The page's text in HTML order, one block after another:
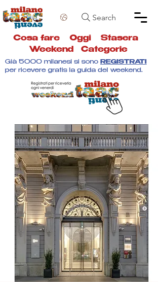
Search
Cosa fare Oggi Stasera
Weekend
Categorie
Già 5000 milanesi si sono REGISTRATI
per ricevere gratis la guida del weekend.